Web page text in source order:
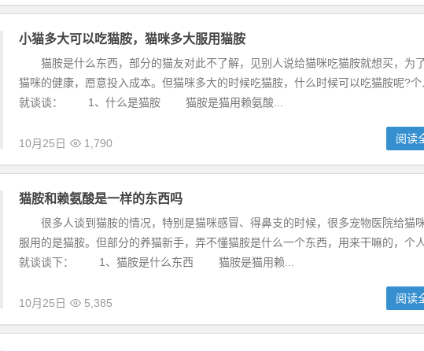
小猫多大可以吃猫胺，猫咪多大服用猫胺
猫胺是什么东西，部分的猫友对此不了解，见别人说给猫咪吃猫胺就想买，为了
猫咪的健康，愿意投入成本。但猫咪多大的时候吃猫胺，什么时候可以吃猫胺呢?个
就谈谈： 1、什么是猫胺 猫胺是猫用赖氨酸...
10月25日 1,790 阅读
猫胺和赖氨酸是一样的东西吗
很多人谈到猫胺的情况，特别是猫咪感冒、得鼻支的时候，很多宠物医院给猫
服用的是猫胺。但部分的养猫新手，弄不懂猫胺是什么一个东西，用来干嘛的，个人
就谈谈下： 1、猫胺是什么东西 猫胺是猫用赖...
10月25日 5,385 阅读